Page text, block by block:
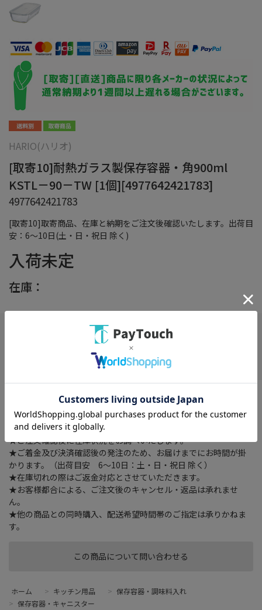
[取寄10]取寄商品、在庫と納期をご注文後確認いたします。出荷目
安：6～10日(土・日・祝日 除く)
HARIO(ハリオ)
[取寄10]耐熱ガラス製保存容器・角900ml
KSTL－90－TW [1個][4977642421783]
4977642421783
入荷未定
在庫：
この商品について問い合わせる
在庫がありません
透明で中身が見える耐熱ガラス製角型保存容器。電子レンジ・オ
ーブン・食洗機使用可能。保存はもちろん、調理の際や食器とし
てお使いいただけます。
★ご注文確認後に在庫状況をお調べいたします。
★ご着金及び決済確認後の発注のため、お届けまでにお時間が掛
かります。（出荷目安 6～10日：土・日・祝日 除く）
★在庫切れの際はご返金対応とさせていただきます。
★お客様都合による、ご注文後のキャンセル・返品は承れませ
ん。
★他の商品との同時購入、配送希望時間帯のご指定は承りかねま
す。
ホーム > キッチン用品 > 保存容器・調味料入れ
> 保存容器・キャニスター